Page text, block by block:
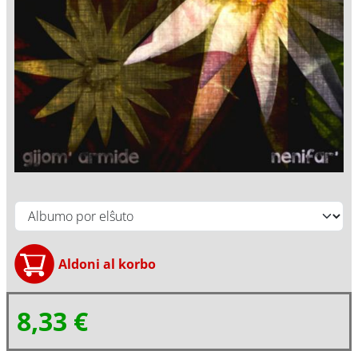
8,33 €